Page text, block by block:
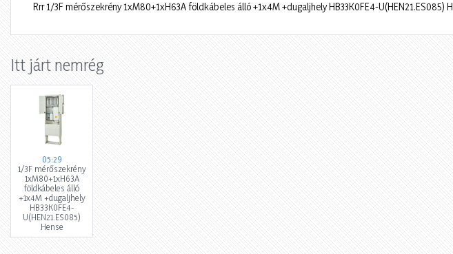
Rrr 1/3F mérőszekrény 1xM80+1xH63A földkábeles álló +1x4M +dugaljhely HB33K0FE4-U(HEN21.ES085) H
Itt járt nemrég
05:29
1/3F mérőszekrény
1xM80+1xH63A
földkábeles álló
+1x4M +dugaljhely
HB33K0FE4-
U(HEN21.ES085)
Hense